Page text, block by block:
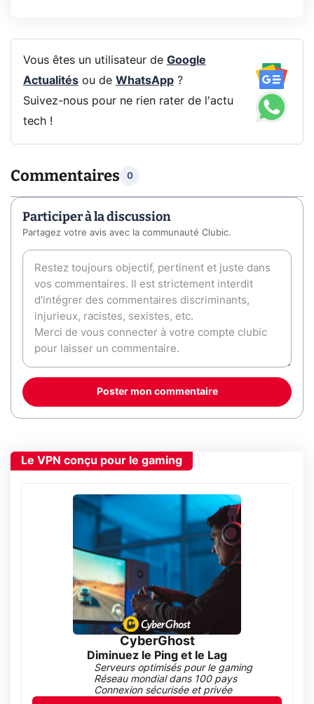
Vous êtes un utilisateur de Google
Actualitésou de WhatsApp?
Suivez-nous pour ne rien rater de l'actu
tech !
Commentaires 0
Participer à la discussion
Partagez votre avis avec la communauté Clubic.
Poster mon commentaire
Le VPN conçu pour le gaming
CyberGhost
Diminuez le Ping et le Lag
Serveurs optimisés pour le gaming
Réseau mondial dans 100 pays
Connexion sécurisée et privée